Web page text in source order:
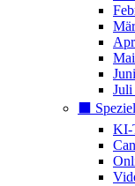
Juli
⬛️
KI-